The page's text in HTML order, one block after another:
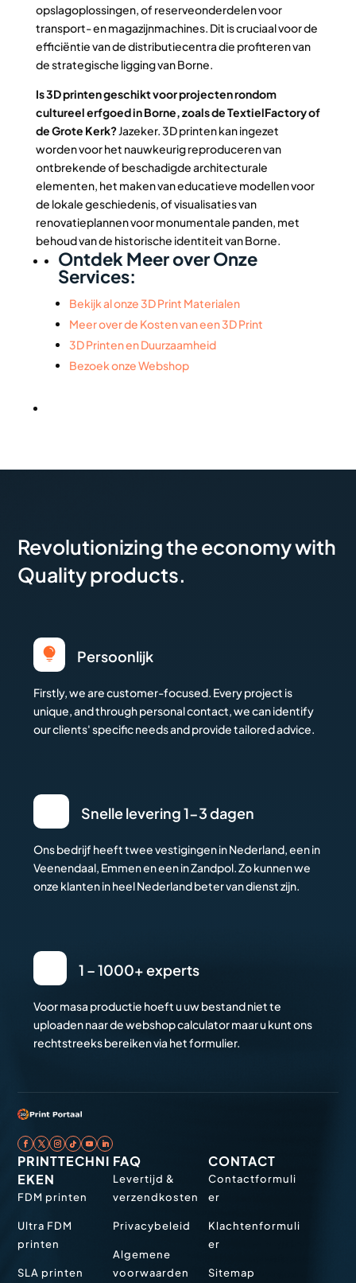
opslagoplossingen, of reserveonderdelen voor
transport- en magazijnmachines. Dit is cruciaal voor de
efficiëntie van de distributiecentra die profiteren van
de strategische ligging van Borne.
Is 3D printen geschikt voor projecten rondom
cultureel erfgoed in Borne, zoals de TextielFactory of
de Grote Kerk?Jazeker. 3D printen kan ingezet
worden voor het nauwkeurig reproduceren van
ontbrekende of beschadigde architecturale
elementen, het maken van educatieve modellen voor
de lokale geschiedenis, of visualisaties van
renovatieplannen voor monumentale panden, met
behoud van de historische identiteit van Borne.
Ontdek Meer over Onze
Services:
Bekijk al onze 3D Print Materialen
Meer over de Kosten van een 3D Print
3D Printen en Duurzaamheid
Bezoek onze Webshop
Revolutionizing the economy with
Quality products.
 Persoonlijk
Firstly, we are customer-focused. Every project is
unique, and through personal contact, we can identify
our clients' specific needs and provide tailored advice.
Snelle levering 1-3 dagen
Ons bedrijf heeft twee vestigingen in Nederland, een in
Veenendaal, Emmen en een in Zandpol. Zo kunnen we
onze klanten in heel Nederland beter van dienst zijn.
1 – 1000+ experts
Voor masa productie hoeft u uw bestand niet te
uploaden naar de webshop calculator maar u kunt ons
rechtstreeks bereiken via het formulier.
PRINTTECHNI
EKEN
FDM printen
Ultra FDM
printen
SLA printen
FAQ
Levertijd &
verzendkosten
Privacybeleid
Algemene
voorwaarden
CONTACT
Contactformuli
er
Klachtenformuli
er
Sitemap